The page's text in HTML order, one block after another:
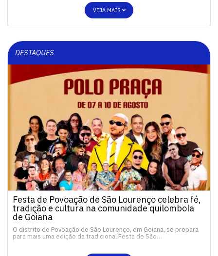
VEJA MAIS
DESTAQUES
Festa de Povoação de São Lourenço celebra fé,
tradição e cultura na comunidade quilombola
de Goiana
O distrito de Povoação de São Lourenço, em Goiana, se prepara
para mais uma edição da tradicional Festa de São…